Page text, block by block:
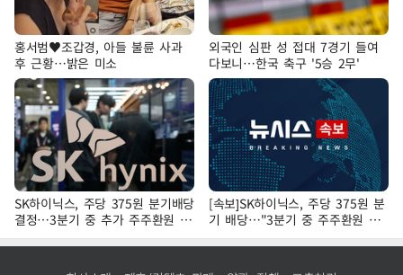
홍서범♥조갑경, 아들 불륜 사과
후 근황…밝은 미소
외국인 심판 성 접대 7경기 들여
다보니…한국 축구 '5승 2무'
SK하이닉스, 주당 375원 분기배당
결정…3분기 중 추가 주주환원 발
표
[속보]SK하이닉스, 주당 375원 분
기 배당…"3분기 중 주주환원 방
안 확정"